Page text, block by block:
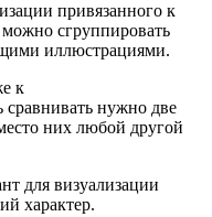
привязанного к
можно сгруппировать
иллюстрациями.
к
сравнивать нужно две
них любой другой
для визуализации
характер.